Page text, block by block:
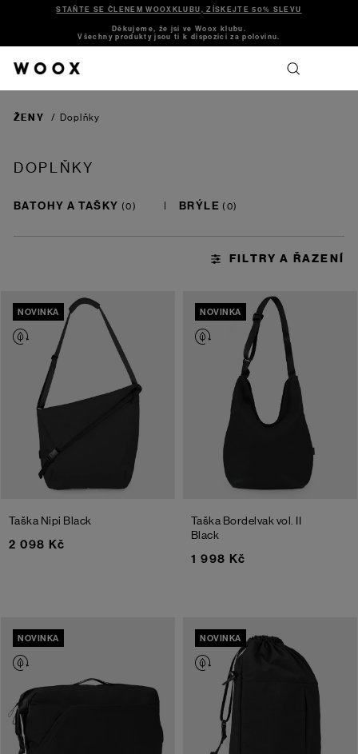
STAŇTE SE ČLENEM WOOXKLUBU, ZÍSKEJTE 50% SLEVU
Děkujeme, že jsi ve Woox klubu.
Všechny produkty jsou ti k dispozici za polovinu.
ŽENY / Doplňky
DOPLŇKY
BATOHY A TAŠKY BRÝLE
NOVINKA
Taška Nipi Black
2 098 Kč
NOVINKA
Taška Bordelvak vol. II
Black
1 998 Kč
NOVINKA NOVINKA